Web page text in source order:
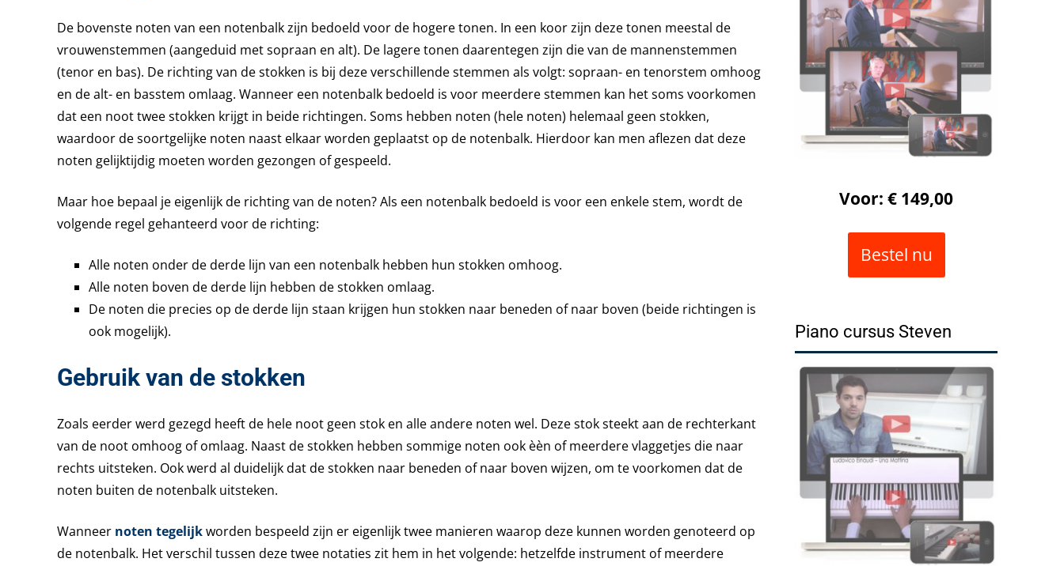
De bovenste noten van een notenbalk zijn bedoeld voor de hogere tonen. In een koor zijn deze tonen meestal de
vrouwenstemmen (aangeduid met sopraan en alt). De lagere tonen daarentegen zijn die van de mannenstemmen
(tenor en bas). De richting van de stokken is bij deze verschillende stemmen als volgt: sopraan- en tenorstem omhoog
en de alt- en basstem omlaag. Wanneer een notenbalk bedoeld is voor meerdere stemmen kan het soms voorkomen
dat een noot twee stokken krijgt in beide richtingen. Soms hebben noten (hele noten) helemaal geen stokken,
waardoor de soortgelijke noten naast elkaar worden geplaatst op de notenbalk. Hierdoor kan men aflezen dat deze
noten gelijktijdig moeten worden gezongen of gespeeld.
Maar hoe bepaal je eigenlijk de richting van de noten? Als een notenbalk bedoeld is voor een enkele stem, wordt de
volgende regel gehanteerd voor de richting:
Alle noten onder de derde lijn van een notenbalk hebben hun stokken omhoog.
Alle noten boven de derde lijn hebben de stokken omlaag.
De noten die precies op de derde lijn staan krijgen hun stokken naar beneden of naar boven (beide richtingen is
ook mogelijk).
Gebruik van de stokken
Zoals eerder werd gezegd heeft de hele noot geen stok en alle andere noten wel. Deze stok steekt aan de rechterkant
van de noot omhoog of omlaag. Naast de stokken hebben sommige noten ook èèn of meerdere vlaggetjes die naar
rechts uitsteken. Ook werd al duidelijk dat de stokken naar beneden of naar boven wijzen, om te voorkomen dat de
noten buiten de notenbalk uitsteken.
Wanneer noten tegelijkworden bespeeld zijn er eigenlijk twee manieren waarop deze kunnen worden genoteerd op
de notenbalk. Het verschil tussen deze twee notaties zit hem in het volgende: hetzelfde instrument of meerdere
Voor: € 149,00
Bestel nu
Piano cursus Steven